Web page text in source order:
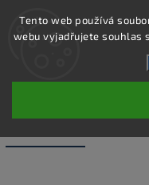
Tento web používá
webu vyjadřujete souhlas
PC42-5 -